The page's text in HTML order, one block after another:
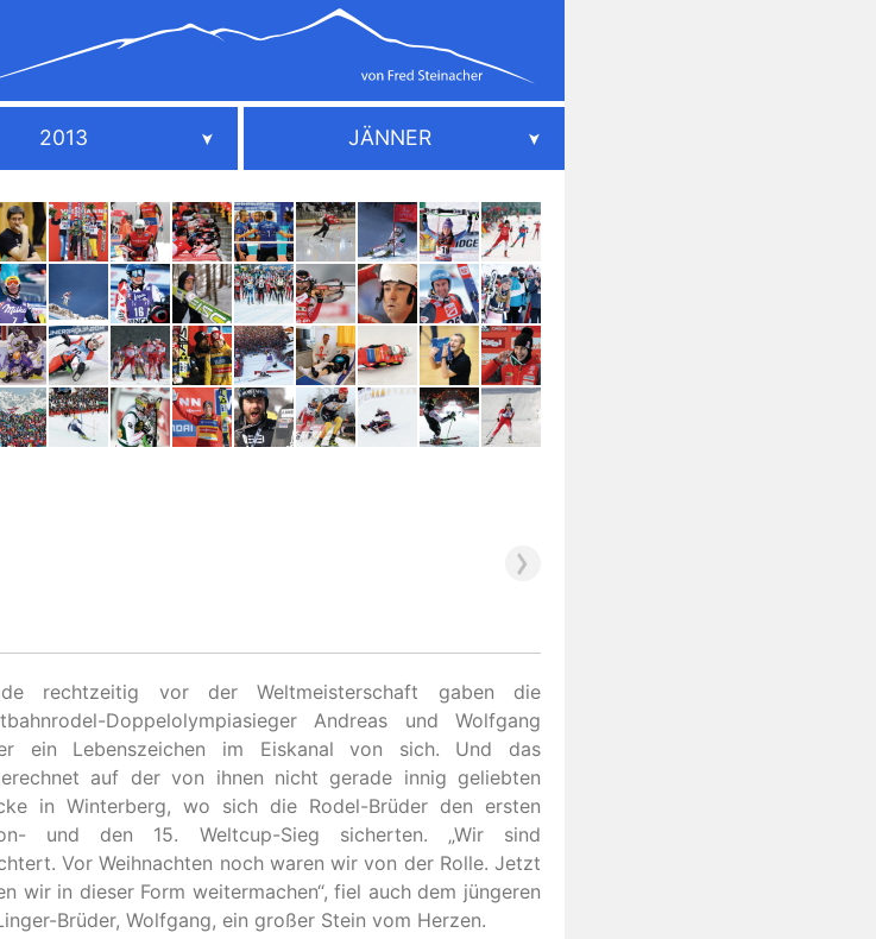
JAHRBUCH
2005
2025
2013 JÄNNER
rechtzeitig vor der Weltmeisterschaft gaben die
Doppelolympiasieger Andreas und Wolfgang
ein Lebenszeichen im Eiskanal von sich. Und das
auf der von ihnen nicht gerade innig geliebten
in Winterberg, wo sich die Rodel-Brüder den ersten
und den 15. Weltcup-Sieg sicherten. „Wir sind
Vor Weihnachten noch waren wir von der Rolle. Jetzt
wir in dieser Form weitermachen“, fiel auch dem jüngeren
Brüder, Wolfgang, ein großer Stein vom Herzen.